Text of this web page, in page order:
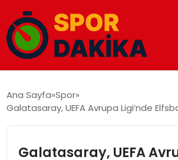
DÜNYA
Ana Sayfa Spor
Galatasaray, UEFA Avrupa Ligi’nde
Galatasaray, UEFA